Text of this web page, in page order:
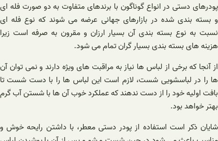
پودرهای دستی در انواع گوناگون با برندهای متفاوت به دو صورت فله ای
و بسته بندی شده در بازارهای جهانی عرضه می شوند که نوع فله ای
نسبت به نوع بسته بندی آن بسیار ارزان و مقرون به صرفه است زیرا
هزینه های بسته بندی بسیار گران تمام می شود.
از آنجا که برخی از لباس ها نیاز به مراقبت های ویژه دارند و نمی توان آن
ها را در لباسشویی شست، لازم است این لباس ها را با دست شست تا
بافت اولیه خود را از دست ندهند که عملکرد خوب آن ها با شستن آب گرم
بهتر خواهد بود.
شایان ذکر است استفاده از پودر دستی معطر، با داشتن رایحه خوش و